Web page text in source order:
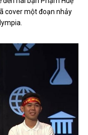
cover một đoạn nhảy